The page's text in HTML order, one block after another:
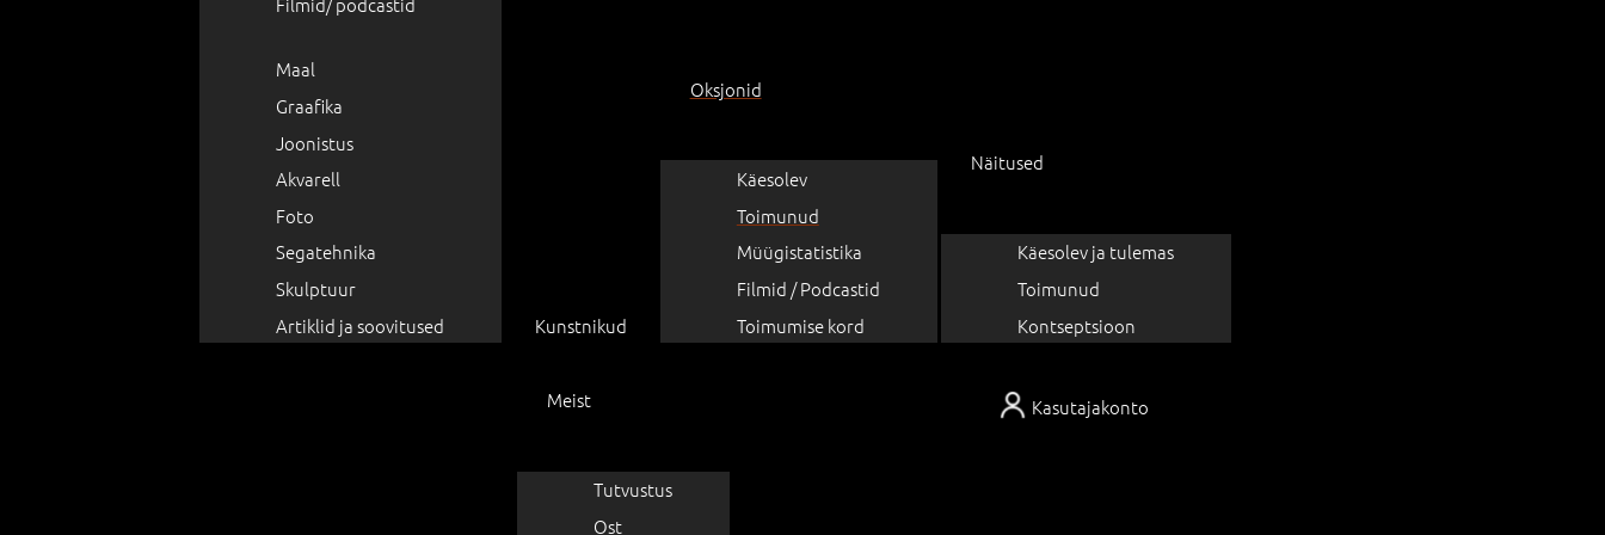
Kasutajakonto
Maal
Graafika
Joonistus
Akvarell
Foto
Segatehnika
Skulptuur
Artiklid ja soovitused
Kunstnikud
Oksjonid
Käesolev
Toimunud
Müügistatistika
Filmid / Podcastid
Toimumise kord
Näitused
Käesolev ja tulemas
Toimunud
Kontseptsioon
Meist
Tutvustus
Ost